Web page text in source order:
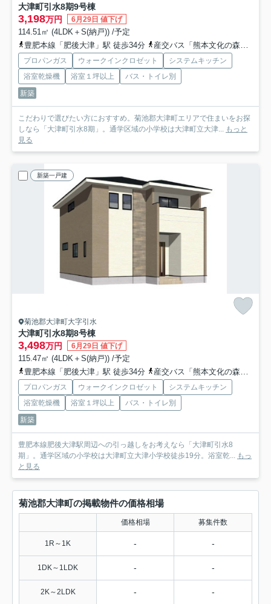
大津町引水8期9号棟
3,198万円 6月29日 値下げ
114.51㎡ (4LDK＋S(納戸)) /予定
豊肥本線「肥後大津」駅 徒歩34分
産交バス「熊本文化の森」バス停下車 徒歩5分
プロパンガス ウォークインクロゼット
システムキッチン
浴室乾燥機
浴室１坪以上
バス・トイレ別
新築
こだわりで選びたい方におすすめ。菊池郡大津町エリアで住まいをお探
しなら「大津町引水8期」。通学区域の小学校は大津町立大津...
もっと
見る
新築一戸建
菊池郡大津町大字引水
大津町引水8期8号棟
3,498万円 6月29日 値下げ
115.47㎡ (4LDK＋S(納戸)) /予定
豊肥本線「肥後大津」駅 徒歩34分
産交バス「熊本文化の森」バス停下車 徒歩5分
プロパンガス ウォークインクロゼット
システムキッチン
浴室乾燥機
浴室１坪以上
バス・トイレ別
新築
豊肥本線肥後大津駅周辺への引っ越しをお考えなら「大津町引水8
期」。通学区域の小学校は大津町立大津小学校徒歩19分。浴室乾... もっ
と見る
菊池郡大津町の掲載物件の価格相場
価格相場 募集件数
1R～1K - -
1DK～1LDK - -
2K～2LDK - -